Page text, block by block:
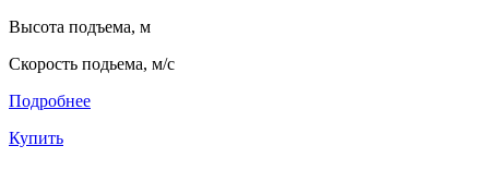
Высота подъема, м
Скорость подьема, м/с
Подробнее
Купить